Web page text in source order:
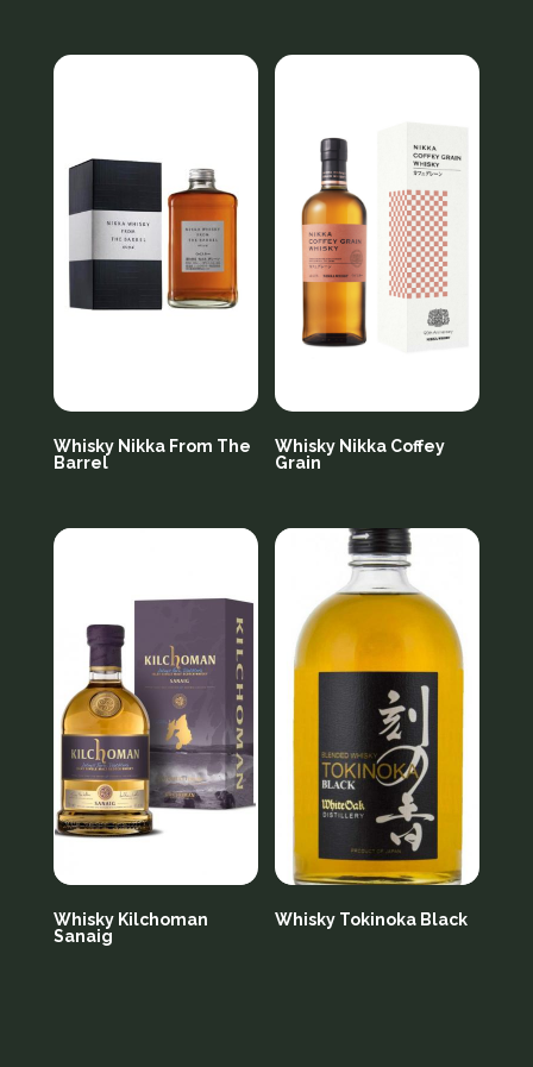
Whisky Nikka From The
Barrel
Whisky Nikka Coffey
Grain
Whisky Kilchoman
Sanaig
Whisky Tokinoka Black